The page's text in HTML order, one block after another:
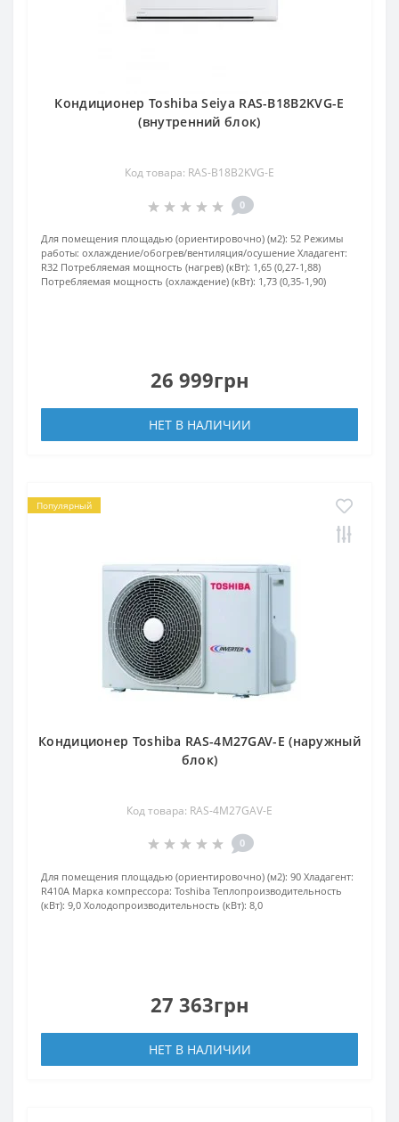
Кондиционер Toshiba Seiya RAS-B18B2KVG-E
(внутренний блок)
Код товара: RAS-B18B2KVG-E
0
Для помещения площадью (ориентировочно) (м2): 52 Режимы
работы: охлаждение/обогрев/вентиляция/осушение Хладагент:
R32 Потребляемая мощность (нагрев) (кВт): 1,65 (0,27-1,88)
Потребляемая мощность (охлаждение) (кВт): 1,73 (0,35-1,90)
26 999грн
НЕТ В НАЛИЧИИ
Популярный
Кондиционер Toshiba RAS-4M27GAV-E (наружный
блок)
Код товара: RAS-4M27GAV-E
0
Для помещения площадью (ориентировочно) (м2): 90 Хладагент:
R410A Марка компрессора: Toshiba Теплопроизводительность
(кВт): 9,0 Холодопроизводительность (кВт): 8,0
27 363грн
НЕТ В НАЛИЧИИ